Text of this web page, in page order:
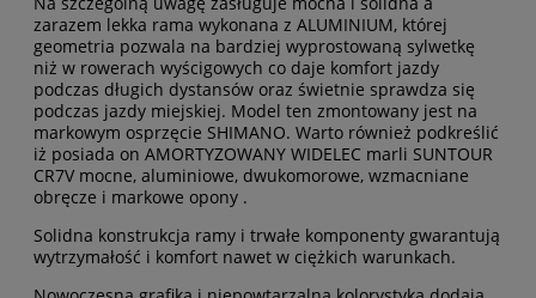
zarazem lekka rama wykonana z ALUMINIUM, której
geometria pozwala na bardziej wyprostowaną sylwetkę
niż w rowerach wyścigowych co daje komfort jazdy
podczas długich dystansów oraz świetnie sprawdza się
podczas jazdy miejskiej. Model ten zmontowany jest na
markowym osprzęcie SHIMANO. Warto również podkreślić
iż posiada on AMORTYZOWANY WIDELEC marli SUNTOUR
CR7V mocne, aluminiowe, dwukomorowe, wzmacniane
obręcze i markowe opony .
Solidna konstrukcja ramy i trwałe komponenty gwarantują
wytrzymałość i komfort nawet w ciężkich warunkach.